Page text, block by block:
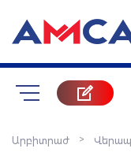
Արբիտրաժ >